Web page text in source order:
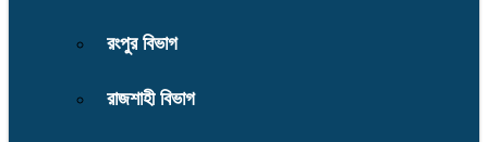
রংপুর বিভাগ
রাজশাহী বিভাগ